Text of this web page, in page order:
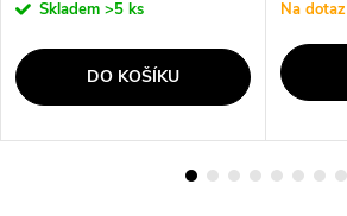
Skladem >5 ks
DO KOŠÍKU
Na dotaz